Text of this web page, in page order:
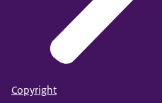
Copyright